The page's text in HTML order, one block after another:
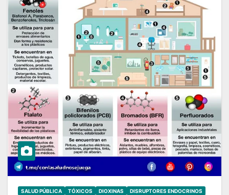
SALUD PÚBLICA TÓXICOS DIOXINAS
DISRUPTORES ENDOCRINOS